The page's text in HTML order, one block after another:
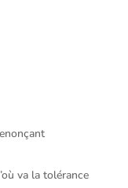
va la tolérance